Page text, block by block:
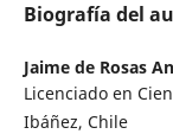
Biografía del
Jaime de Rosas
Licenciado en
Ibáñez, Chile